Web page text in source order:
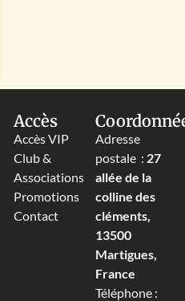
Accès
Accès VIP
Club &
Associations
Promotions
Contact
Adresse
postale : 27
allée de la
colline des
cléments,
13500
Martigues,
France
Téléphone :